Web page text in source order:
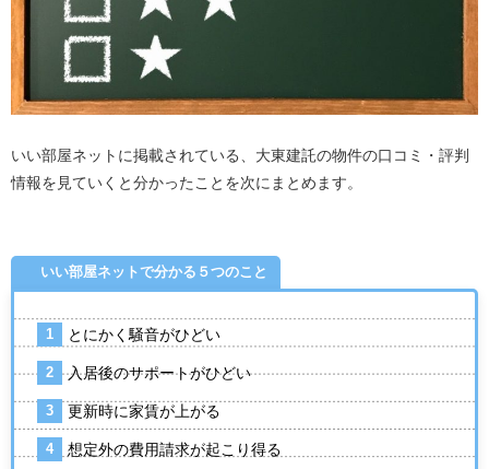
いい部屋ネットに掲載されている、大東建託の物件の口コミ・評判
情報を見ていくと分かったことを次にまとめます。
いい部屋ネットで分かる５つのこと
とにかく騒音がひどい
入居後のサポートがひどい
更新時に家賃が上がる
想定外の費用請求が起こり得る